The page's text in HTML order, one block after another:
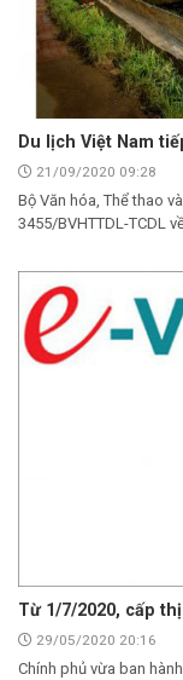
Du lịch Việt Nam
21/09/2020 09:28
Bộ Văn hóa, Thể thao
3455/BVHTTDL-TCDL
Từ 1/7/2020, cấp
29/05/2020 20:16
Chính phủ vừa ban